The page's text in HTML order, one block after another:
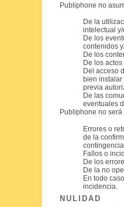
Publiphone no
De la
intelectual
De los
contenidos
De los
De los
Del acceso
bien
previa
De las
eventuales
Publiphone no
Errores o
de la
Fallos o
De los
De la no
En todo
incidencia.
NULIDAD